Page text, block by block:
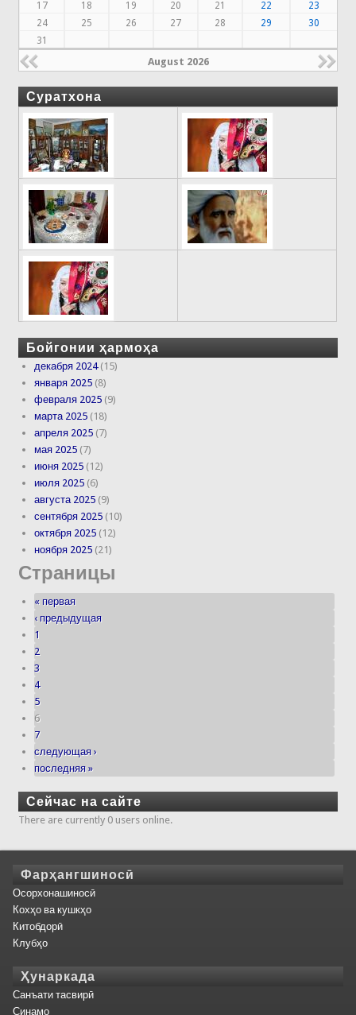
17
18 19 20 21 22
23
24
25 26 27 28 29
30
31
August 2026
Суратхона
Бойгонии ҳармоҳа
декабря 2024(15)
января 2025 (8)
февраля 2025 (9)
марта 2025 (18)
апреля 2025 (7)
мая 2025 (7)
июня 2025 (12)
июля 2025 (6)
августа 2025 (9)
сентября 2025 (10)
октября 2025 (12)
ноября 2025 (21)
Страницы
« первая
‹ предыдущая
1
2
3
4
5
6
7
следующая ›
последняя »
Сейчас на сайте
There are currently 0 users online.
Фарҳангшиносӣ
Осорхонашиносӣ
Кохҳо ва кушкҳо
Китобдорӣ
Клубҳо
Ҳунаркада
Санъати тасвирӣ
Синамо